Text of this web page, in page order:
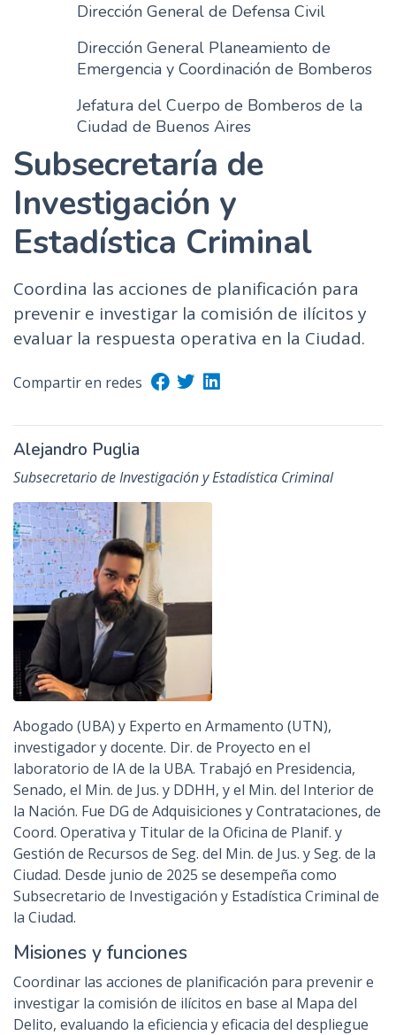
Dirección General de Defensa Civil
Dirección General Planeamiento de
Emergencia y Coordinación de Bomberos
Jefatura del Cuerpo de Bomberos de la
Ciudad de Buenos Aires
Subsecretaría de
Investigación y
Estadística Criminal
Coordina las acciones de planificación para
prevenir e investigar la comisión de ilícitos y
evaluar la respuesta operativa en la Ciudad.
Compartir en redes
Alejandro Puglia
Subsecretario de Investigación y Estadística Criminal
Abogado (UBA) y Experto en Armamento (UTN),
investigador y docente. Dir. de Proyecto en el
laboratorio de IA de la UBA. Trabajó en Presidencia,
Senado, el Min. de Jus. y DDHH, y el Min. del Interior de
la Nación. Fue DG de Adquisiciones y Contrataciones, de
Coord. Operativa y Titular de la Oficina de Planif. y
Gestión de Recursos de Seg. del Min. de Jus. y Seg. de la
Ciudad. Desde junio de 2025 se desempeña como
Subsecretario de Investigación y Estadística Criminal de
la Ciudad.
Misiones y funciones
Coordinar las acciones de planificación para prevenir e
investigar la comisión de ilícitos en base al Mapa del
Delito, evaluando la eficiencia y eficacia del despliegue